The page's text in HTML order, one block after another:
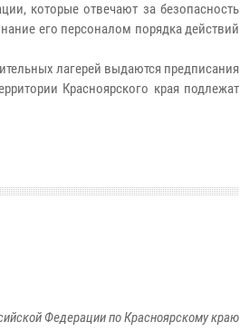
которые отвечают за безопасность
его персоналом порядка действий
лагерей выдаются предписания
Красноярского края подлежат
Федерации по Красноярскому краю